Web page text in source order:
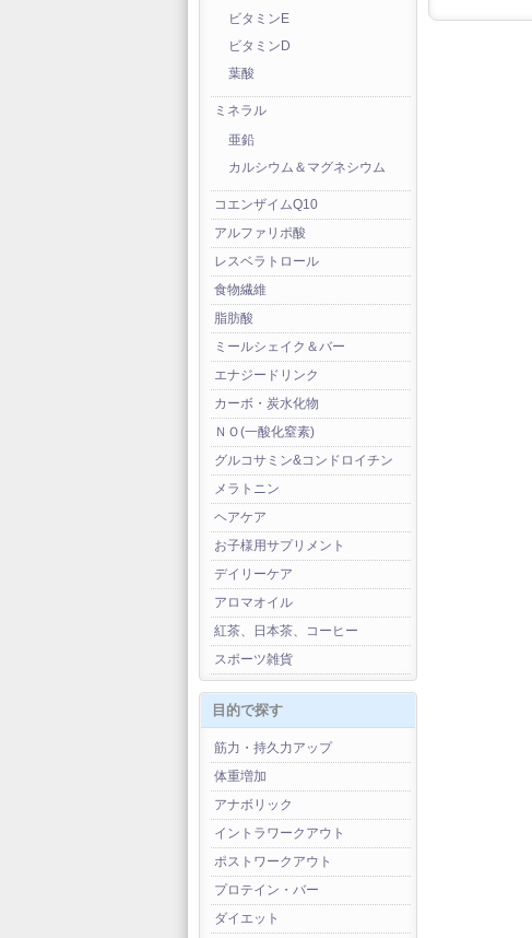
ビタミンE
ビタミンD
葉酸
ミネラル
亜鉛
カルシウム＆マグネシウム
コエンザイムQ10
アルファリポ酸
レスベラトロール
食物繊維
脂肪酸
ミールシェイク＆バー
エナジードリンク
カーボ・炭水化物
ＮＯ(一酸化窒素)
グルコサミン&コンドロイチン
メラトニン
ヘアケア
お子様用サプリメント
デイリーケア
アロマオイル
紅茶、日本茶、コーヒー
スポーツ雑貨
目的で探す
筋力・持久力アップ
体重増加
アナボリック
イントラワークアウト
ポストワークアウト
プロテイン・バー
ダイエット